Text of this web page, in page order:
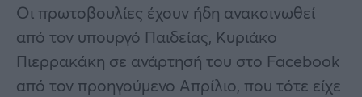
Οι πρωτοβουλίες έχουν ήδη ανακοινωθεί
από τον υπουργό Παιδείας, Κυριάκο
Πιερρακάκη σε ανάρτησή του στο Facebook
από τον προηγούμενο Απρίλιο, που τότε είχε